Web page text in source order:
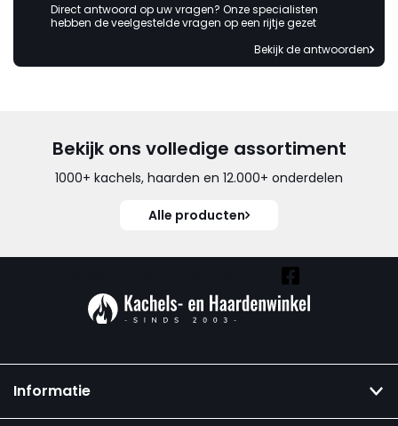
Direct antwoord op uw vragen? Onze specialisten
hebben de veelgestelde vragen op een rijtje gezet
Bekijk de antwoorden
Bekijk ons volledige assortiment
1000+ kachels, haarden en 12.000+ onderdelen
Alle producten
Informatie